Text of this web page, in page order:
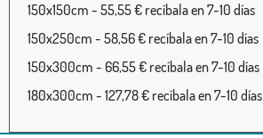
150x150cm - 55,55 € recíbala en 7-10 días
150x250cm - 58,56 € recíbala en 7-10 días
150x300cm - 66,55 € recíbala en 7-10 días
180x300cm - 127,78 € recíbala en 7-10 días